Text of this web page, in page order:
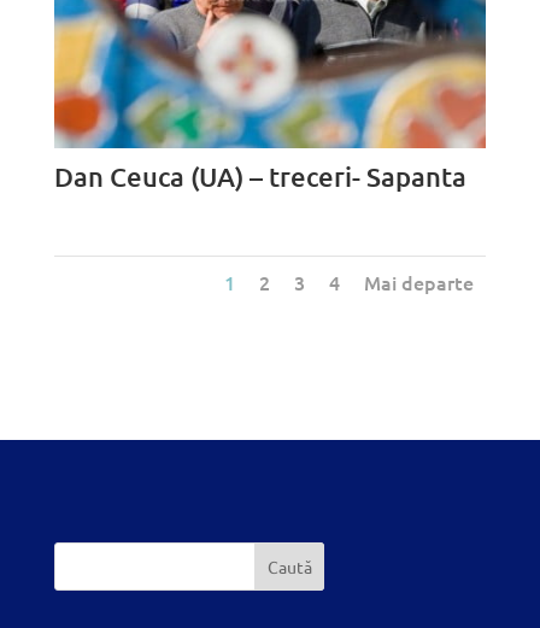
Dan Ceuca (UA) – treceri- Sapanta
1 2 3 4 Mai departe